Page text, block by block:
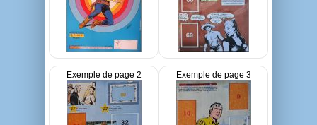
Exemple de page 2 Exemple de page 3